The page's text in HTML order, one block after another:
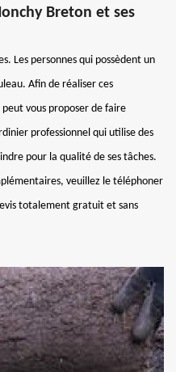
Breton et ses
Les personnes qui possèdent un
Afin de réaliser ces
vous proposer de faire
professionnel qui utilise des
pour la qualité de ses tâches.
veuillez le téléphoner
totalement gratuit et sans